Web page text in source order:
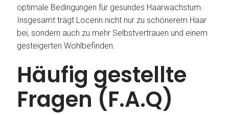
optimale Bedingungen für gesundes Haarwachstum.
Insgesamt trägt Locerin nicht nur zu schönerem Haar
bei, sondern auch zu mehr Selbstvertrauen und einem
gesteigerten Wohlbefinden.
Häufig gestellte
Fragen (F.A.Q)